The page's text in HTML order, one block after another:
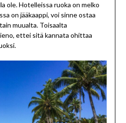
ole. Hotelleissa ruoka on melko
on jääkaappi, voi sinne ostaa
muualta. Toisaalta
ettei sitä kannata ohittaa